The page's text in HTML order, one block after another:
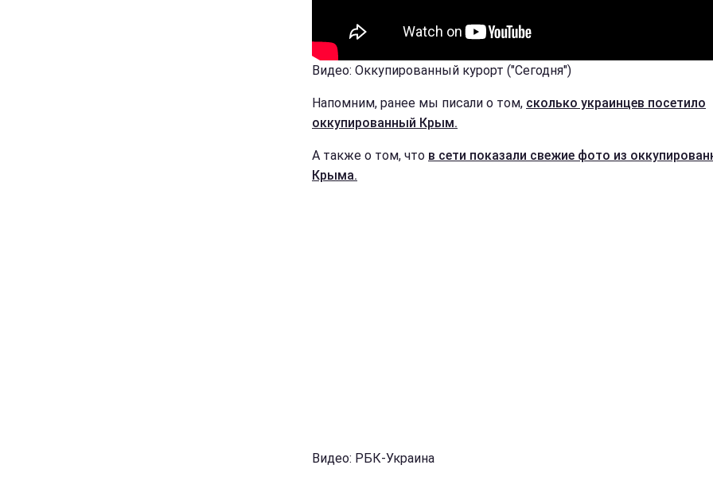
Видео: Оккупированный курорт ("Сегодня")
Напомним, ранее мы писали о том, сколько украинцев посетило
оккупированный Крым.
А также о том, что в сети показали свежие фото из
Крыма.
Видео: РБК-Украина